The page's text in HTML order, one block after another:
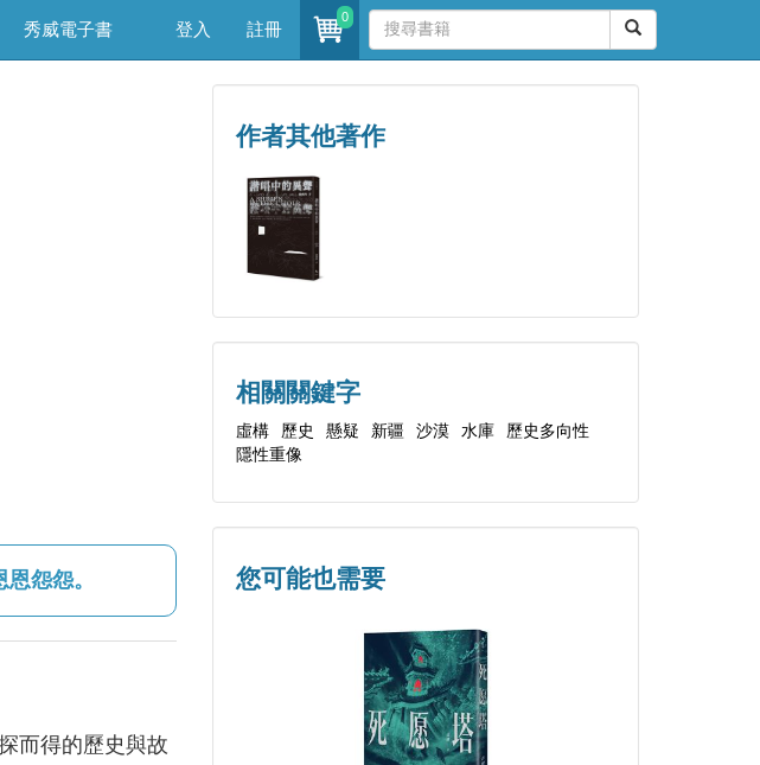
秀威電子書 登入 註冊
0
怨怨。
而得的歷史與故
作者其他著作
相關關鍵字
虛構 歷史 懸疑 新疆 沙漠 水庫
歷史多向性
隱性重像
您可能也需要